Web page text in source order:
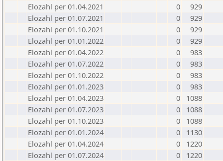
Elozahl per 01.04.2021
0
929
Elozahl per 01.07.2021
0
929
Elozahl per 01.10.2021
0
929
Elozahl per 01.01.2022
0
929
Elozahl per 01.04.2022
0
983
Elozahl per 01.07.2022
0
983
Elozahl per 01.10.2022
0
983
Elozahl per 01.01.2023
0
983
Elozahl per 01.04.2023
0
1088
Elozahl per 01.07.2023
0
1088
Elozahl per 01.10.2023
0
1088
Elozahl per 01.01.2024
0
1130
Elozahl per 01.04.2024
0
1220
Elozahl per 01.07.2024
0
1220